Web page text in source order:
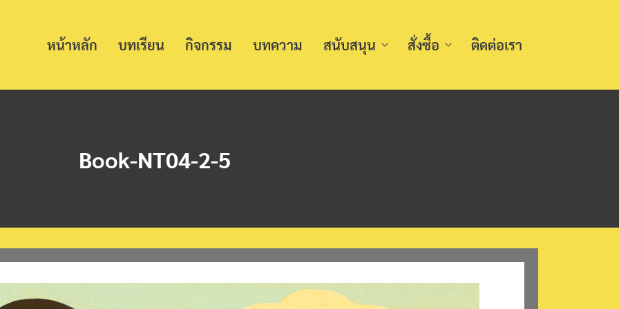
หน้าหลัก บทเรียน กิจกรรม บทความ สนับสนุน สั่งซื้อ ติดต่อเรา
Book-NT04-2-5